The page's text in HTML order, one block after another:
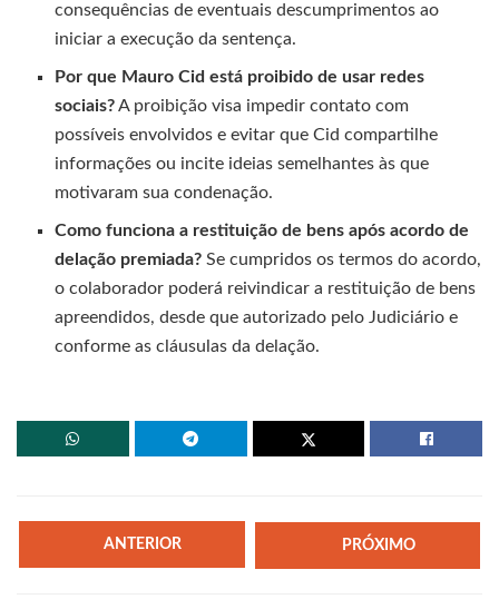
consequências de eventuais descumprimentos ao
iniciar a execução da sentença.
Por que Mauro Cid está proibido de usar redes
sociais?A proibição visa impedir contato com
possíveis envolvidos e evitar que Cid compartilhe
informações ou incite ideias semelhantes às que
motivaram sua condenação.
Como funciona a restituição de bens após acordo de
delação premiada? Se cumpridos os termos do acordo,
o colaborador poderá reivindicar a restituição de bens
apreendidos, desde que autorizado pelo Judiciário e
conforme as cláusulas da delação.
ANTERIOR PRÓXIMO